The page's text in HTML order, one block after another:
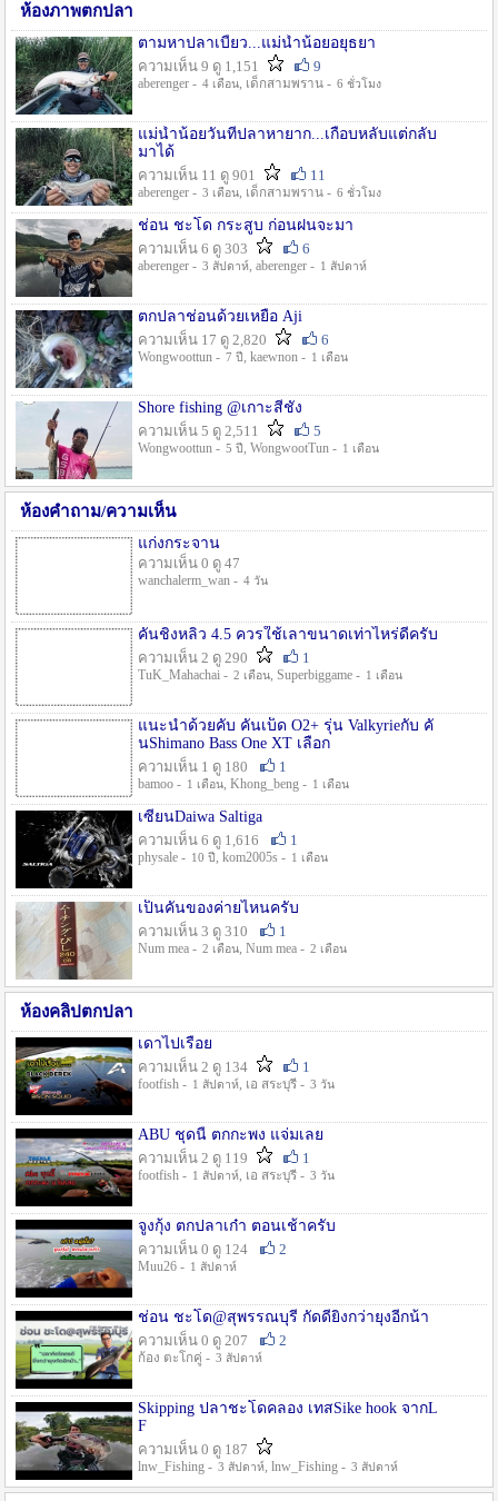
ห้องภาพตกปลา
ตามหาปลาเบี้ยว...แม่น้ำน้อยอยุธยา
ความเห็น 9 ดู 1,151
9
aberenger - 4 เดือน, เด็กสามพราน - 6 ชั่วโมง
แม่น้ำน้อยวันที่ปลาหายาก...เกือบหลับแต่กลับ
มาได้
ความเห็น 11 ดู 901
11
aberenger - 3 เดือน, เด็กสามพราน - 6 ชั่วโมง
ช่อน ชะโด กระสูบ ก่อนฝนจะมา
ความเห็น 6 ดู 303
6
aberenger - 3 สัปดาห์, aberenger - 1 สัปดาห์
ตกปลาช่อนด้วยเหยื่อ Aji
ความเห็น 17 ดู 2,820
6
Wongwoottun - 7 ปี , kaewnon - 1 เดือน
Shore fishing @เกาะสีชัง
ความเห็น 5 ดู 2,511
5
Wongwoottun - 5 ปี , WongwootTun - 1 เดือน
ห้องคำถาม/ความเห็น
แก่งกระจาน
ความเห็น 0 ดู 47
wanchalerm_wan - 4 วัน
คันชิงหลิว 4.5 ควรใช้เลาขนาดเท่าไหร่ดีครับ
ความเห็น 2 ดู 290
1
TuK_Mahachai - 2 เดือน, Superbiggame - 1 เดือน
แนะนำด้วยคับ คันเบ็ด O2+ รุ่น Valkyrieกับ คั
นShimano Bass One XT เลือก
ความเห็น 1 ดู 180
1
bamoo - 1 เดือน, Khong_beng - 1 เดือน
เซียนDaiwa Saltiga
ความเห็น 6 ดู 1,616
1
physale - 10 ปี , kom2005s - 1 เดือน
เป็นคันของค่ายไหนครับ
ความเห็น 3 ดู 310
1
Num mea - 2 เดือน, Num mea - 2 เดือน
ห้องคลิปตกปลา
เดาไปเรื่อย
ความเห็น 2 ดู 134
1
footfish - 1 สัปดาห์, เอ สระบุรี - 3 วัน
ABU ชุดนี้ ตกกะพง แจ่มเลย
ความเห็น 2 ดู 119
1
footfish - 1 สัปดาห์, เอ สระบุรี - 3 วัน
จูงกุ้ง ตกปลาเก๋า ตอนเช้าครับ
ความเห็น 0 ดู 124
2
Muu26 - 1 สัปดาห์
ช่อน ชะโด@สุพรรณบุรี กัดดียิ่งกว่ายุงอีกน้า
ความเห็น 0 ดู 207
2
ก้อง ตะโกคู่ - 3 สัปดาห์
Skipping ปลาชะโดคลอง เทสSike hook จากL
F
ความเห็น 0 ดู 187
lnw_Fishing - 3 สัปดาห์, lnw_Fishing - 3 สัปดาห์